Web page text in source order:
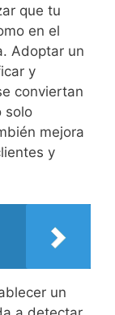
que tu
en el
Adoptar un
y
conviertan
solo
mejora
y
un